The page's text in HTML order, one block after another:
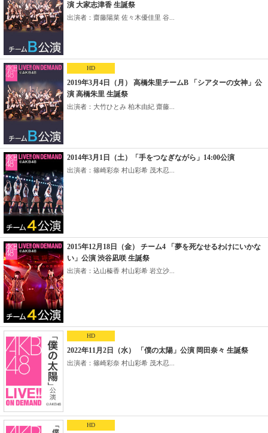
演 大家志津香 生誕祭
出演者：齋藤陽菜 佐々木優佳里 谷...
HD
2019年3月4日（月） 高橋朱里チームB 「シアターの女神」公
演 高橋朱里 生誕祭
出演者：大竹ひとみ 柏木由紀 齋藤...
2014年3月1日（土）「手をつなぎながら」14:00公演
出演者：篠崎彩奈 村山彩希 茂木忍...
2015年12月18日（金） チーム4 「夢を死なせるわけにいかな
い」公演 渋谷凪咲 生誕祭
出演者：込山榛香 村山彩希 岩立沙...
HD
2022年11月2日（水） 「僕の太陽」公演 岡田奈々 生誕祭
出演者：篠崎彩奈 村山彩希 茂木忍...
HD